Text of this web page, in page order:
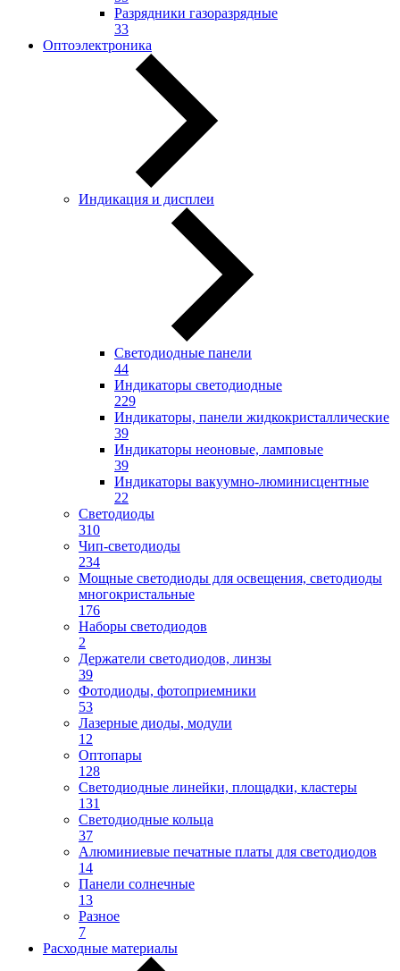
Разрядники газоразрядные
33
Оптоэлектроника
Индикация и дисплеи
Светодиодные панели
44
Индикаторы светодиодные
229
Индикаторы, панели жидкокристаллические
39
Индикаторы неоновые, ламповые
39
Индикаторы вакуумно-люминисцентные
22
Светодиоды
310
Чип-светодиоды
234
Мощные светодиоды для освещения, светодиоды
многокристальные
176
Наборы светодиодов
2
Держатели светодиодов, линзы
39
Фотодиоды, фотоприемники
53
Лазерные диоды, модули
12
Оптопары
128
Светодиодные линейки, площадки, кластеры
131
Светодиодные кольца
37
Алюминиевые печатные платы для светодиодов
14
Панели солнечные
13
Разное
7
Расходные материалы